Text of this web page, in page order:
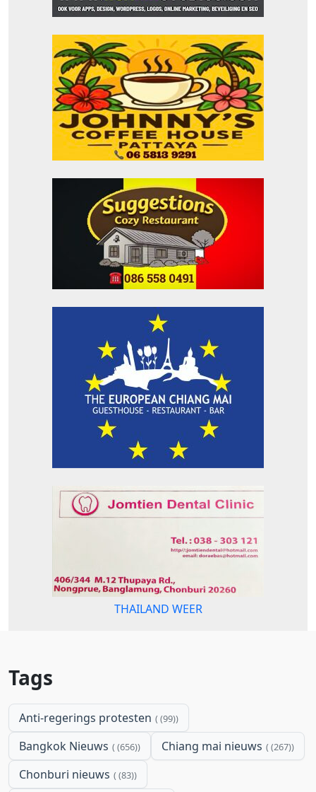
THAILAND WEER
Tags
Anti-regerings protesten (99)
Bangkok Nieuws (656) Chiang mai nieuws (267)
Chonburi nieuws (83)